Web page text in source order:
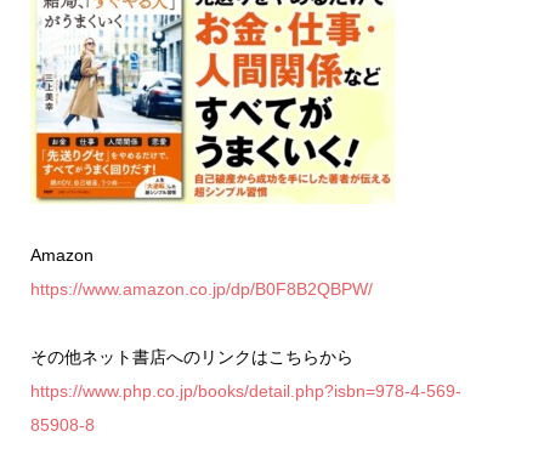
Amazon
https://www.amazon.co.jp/dp/B0F8B2QBPW/
その他ネット書店へのリンクはこちらから
https://www.php.co.jp/books/detail.php?isbn=978-4-569-
85908-8